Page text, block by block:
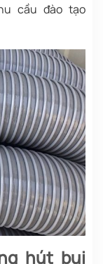
cầu đào tạo
hút bụi